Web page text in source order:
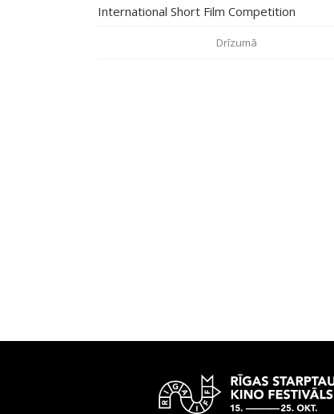
International Short Film Competition
Drīzumā